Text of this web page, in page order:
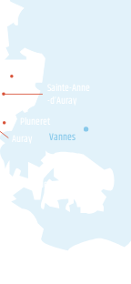
Vannes
Pluneret
Auray
Locmariaquer
Sainte-Anne
-d’Auray